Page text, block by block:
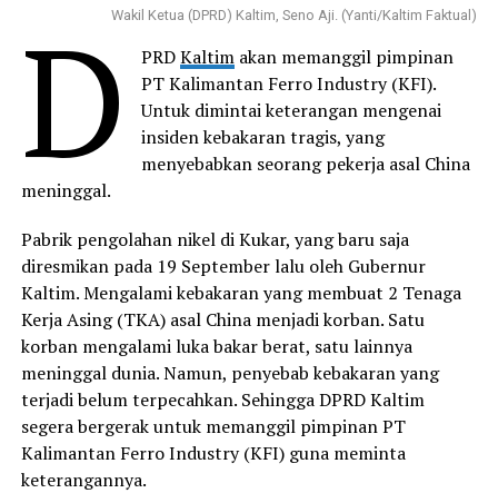
Wakil Ketua (DPRD) Kaltim, Seno Aji. (Yanti/Kaltim Faktual)
D PRDKaltim akan memanggil pimpinan
PT Kalimantan Ferro Industry (KFI).
Untuk dimintai keterangan mengenai
insiden kebakaran tragis, yang
menyebabkan seorang pekerja asal China
meninggal.
Pabrik pengolahan nikel di Kukar, yang baru saja
diresmikan pada 19 September lalu oleh Gubernur
Kaltim. Mengalami kebakaran yang membuat 2 Tenaga
Kerja Asing (TKA) asal China menjadi korban. Satu
korban mengalami luka bakar berat, satu lainnya
meninggal dunia. Namun, penyebab kebakaran yang
terjadi belum terpecahkan. Sehingga DPRD Kaltim
segera bergerak untuk memanggil pimpinan PT
Kalimantan Ferro Industry (KFI) guna meminta
keterangannya.